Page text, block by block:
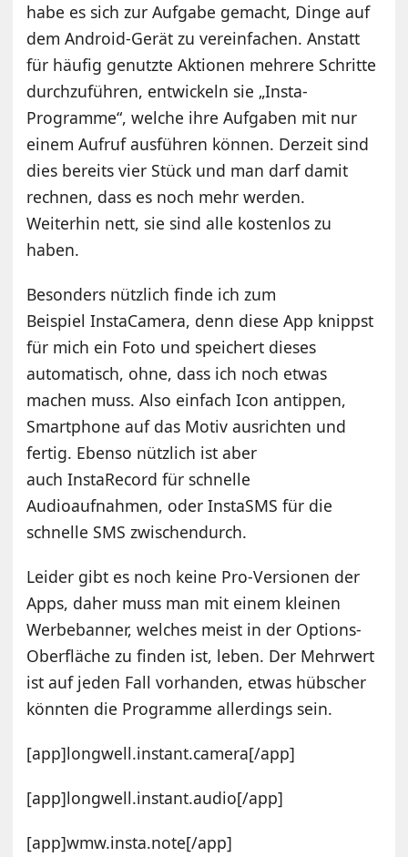
habe es sich zur Aufgabe gemacht, Dinge auf
dem Android-Gerät zu vereinfachen. Anstatt
für häufig genutzte Aktionen mehrere Schritte
durchzuführen, entwickeln sie „Insta-
Programme“, welche ihre Aufgaben mit nur
einem Aufruf ausführen können. Derzeit sind
dies bereits vier Stück und man darf damit
rechnen, dass es noch mehr werden.
Weiterhin nett, sie sind alle kostenlos zu
haben.
Besonders nützlich finde ich zum
Beispiel InstaCamera, denn diese App knippst
für mich ein Foto und speichert dieses
automatisch, ohne, dass ich noch etwas
machen muss. Also einfach Icon antippen,
Smartphone auf das Motiv ausrichten und
fertig. Ebenso nützlich ist aber
auch InstaRecord für schnelle
Audioaufnahmen, oder InstaSMS für die
schnelle SMS zwischendurch.
Leider gibt es noch keine Pro-Versionen der
Apps, daher muss man mit einem kleinen
Werbebanner, welches meist in der Options-
Oberfläche zu finden ist, leben. Der Mehrwert
ist auf jeden Fall vorhanden, etwas hübscher
könnten die Programme allerdings sein.
[app]longwell.instant.camera[/app]
[app]longwell.instant.audio[/app]
[app]wmw.insta.note[/app]